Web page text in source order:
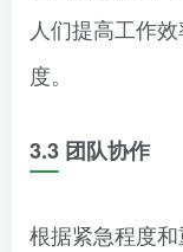
人们提高工作
度。
3.3 团队协作
根据紧急程度